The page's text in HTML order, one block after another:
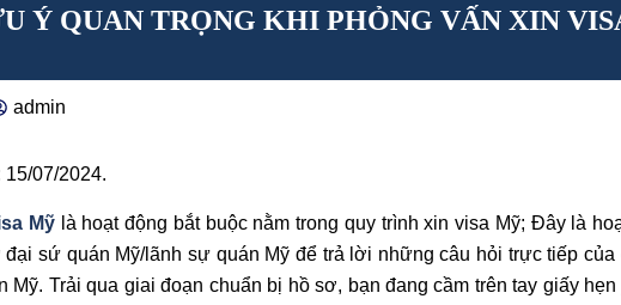
Ý QUAN TRỌNG KHI PHỎNG VẤN XIN
admin
07/2024.
Mỹ là hoạt động bắt buộc nằm trong quy trình xin visa Mỹ; Đây là
sứ quán Mỹ/lãnh sự quán Mỹ để trả lời những câu hỏi trực tiếp
Mỹ. Trải qua giai đoạn chuẩn bị hồ sơ, bạn đang cầm trên tay giấy hẹn